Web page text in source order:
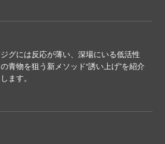
ジグには反応が薄い、深場にいる低活性
の青物を狙う新メソッド“誘い上げ”を紹介
します。